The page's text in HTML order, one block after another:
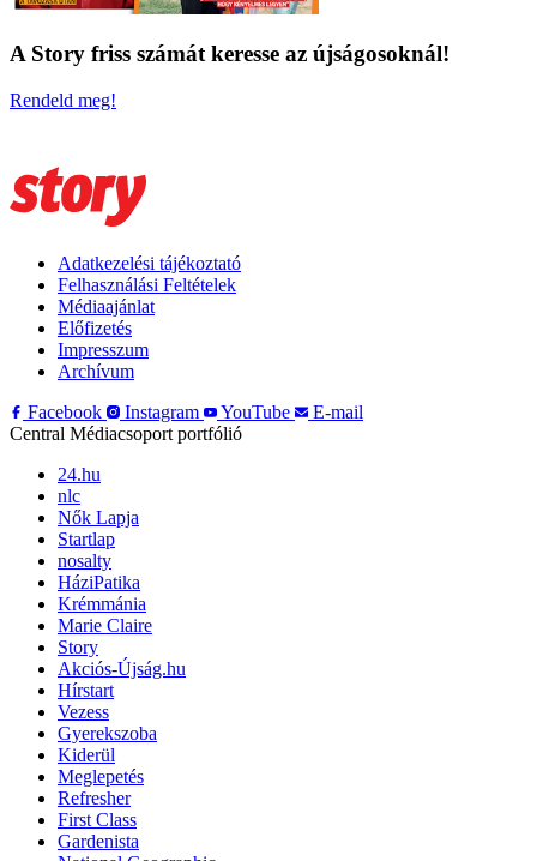
A Story friss számát keresse az újságosoknál!
Rendeld meg!
Adatkezelési tájékoztató
Felhasználási Feltételek
Médiaajánlat
Előfizetés
Impresszum
Archívum
Facebook
Instagram YouTube
E-mail
Central Médiacsoport portfólió
24.hu
nlc
Nők Lapja
Startlap
nosalty
HáziPatika
Krémmánia
Marie Claire
Story
Akciós-Újság.hu
Hírstart
Vezess
Gyerekszoba
Kiderül
Meglepetés
Refresher
First Class
Gardenista